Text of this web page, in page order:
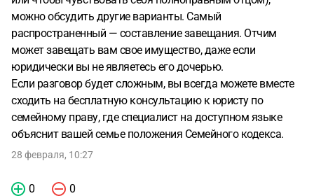
можно обсудить другие варианты. Самый
распространенный — составление завещания. Отчим
может завещать вам свое имущество, даже если
юридически вы не являетесь его дочерью.
Если разговор будет сложным, вы всегда можете вместе
сходить на бесплатную консультацию к юристу по
семейному праву, где специалист на доступном языке
объяснит вашей семье положения Семейного кодекса.
28 февраля, 10:27
0 0